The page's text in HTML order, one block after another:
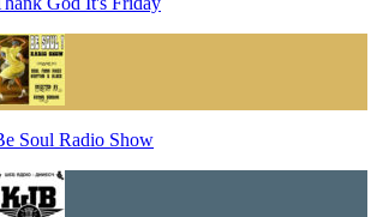
Soul Radio Show